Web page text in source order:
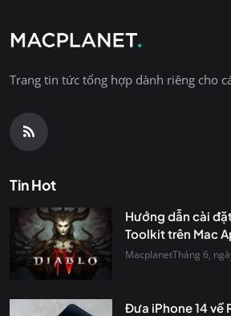
Trang tin tức tổng hợp dành riêng cho
Tin Hot
Hướng dẫn cài
Toolkit trên Mac
MacplanetTháng 6,
Đưa iPhone 14 về